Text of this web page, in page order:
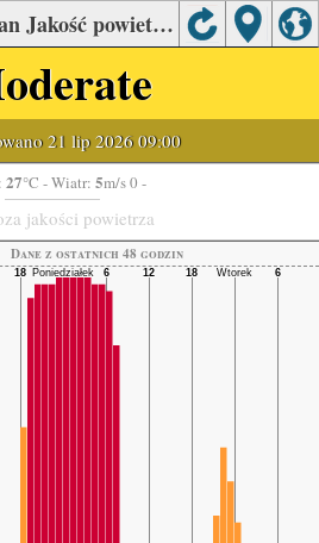
Grand Rapids, Michigan Jakość powietrza.
21 lip 2026 09:00
27°C - Wiatr: 5m/s 0 -
jakości powietrza
Dane z ostatnich 48 godzin